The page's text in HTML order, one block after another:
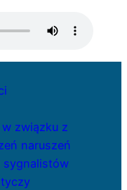
związku z
naruszeń
sygnalistów